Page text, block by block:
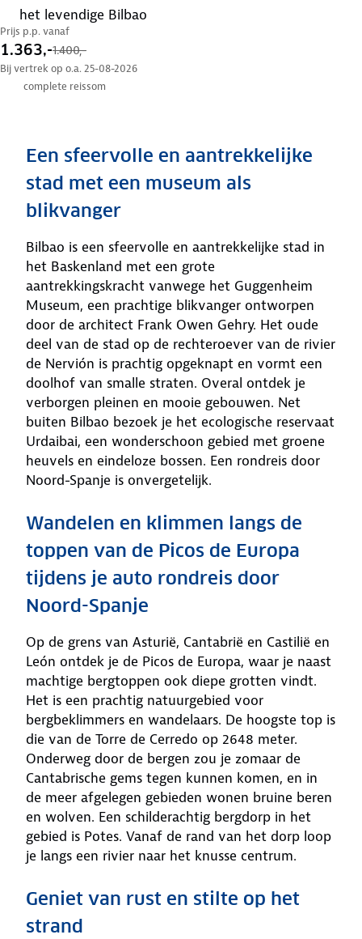
het levendige Bilbao
Prijs p.p. vanaf
1.363,-1.400,-
Bij vertrek op o.a. 25-08-2026
complete reissom
Een sfeervolle en aantrekkelijke
stad met een museum als
blikvanger
Bilbao is een sfeervolle en aantrekkelijke stad in
het Baskenland met een grote
aantrekkingskracht vanwege het Guggenheim
Museum, een prachtige blikvanger ontworpen
door de architect Frank Owen Gehry. Het oude
deel van de stad op de rechteroever van de rivier
de Nervión is prachtig opgeknapt en vormt een
doolhof van smalle straten. Overal ontdek je
verborgen pleinen en mooie gebouwen. Net
buiten Bilbao bezoek je het ecologische reservaat
Urdaibai, een wonderschoon gebied met groene
heuvels en eindeloze bossen. Een rondreis door
Noord-Spanje is onvergetelijk.
Wandelen en klimmen langs de
toppen van de Picos de Europa
tijdens je auto rondreis door
Noord-Spanje
Op de grens van Asturië, Cantabrië en Castilië en
León ontdek je de Picos de Europa, waar je naast
machtige bergtoppen ook diepe grotten vindt.
Het is een prachtig natuurgebied voor
bergbeklimmers en wandelaars. De hoogste top is
die van de Torre de Cerredo op 2648 meter.
Onderweg door de bergen zou je zomaar de
Cantabrische gems tegen kunnen komen, en in
de meer afgelegen gebieden wonen bruine beren
en wolven. Een schilderachtig bergdorp in het
gebied is Potes. Vanaf de rand van het dorp loop
je langs een rivier naar het knusse centrum.
Geniet van rust en stilte op het
strand